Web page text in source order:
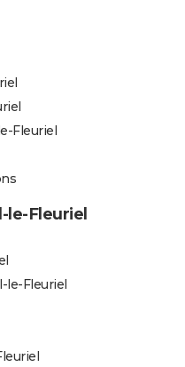
Fleuriel
le-Fleuriel
le-Fleuriel